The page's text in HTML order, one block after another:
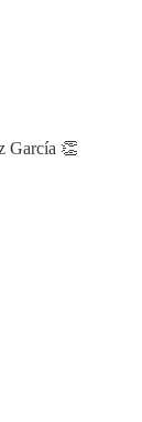
García 👏